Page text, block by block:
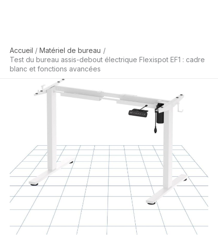
Accueil
Matériel de bureau
Test du bureau assis-debout électrique Flexispot EF1 : cadre
blanc et fonctions avancées